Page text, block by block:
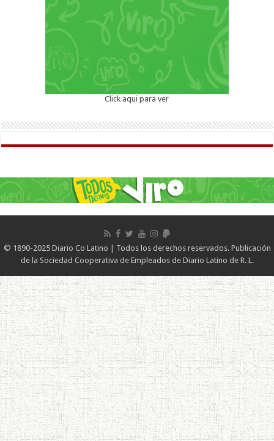
Click aqui para ver
© 1890-2025 Diario Co Latino | Todos los derechos reservados. Publicación
de la Sociedad Cooperativa de Empleados de Diario Latino de R. L.